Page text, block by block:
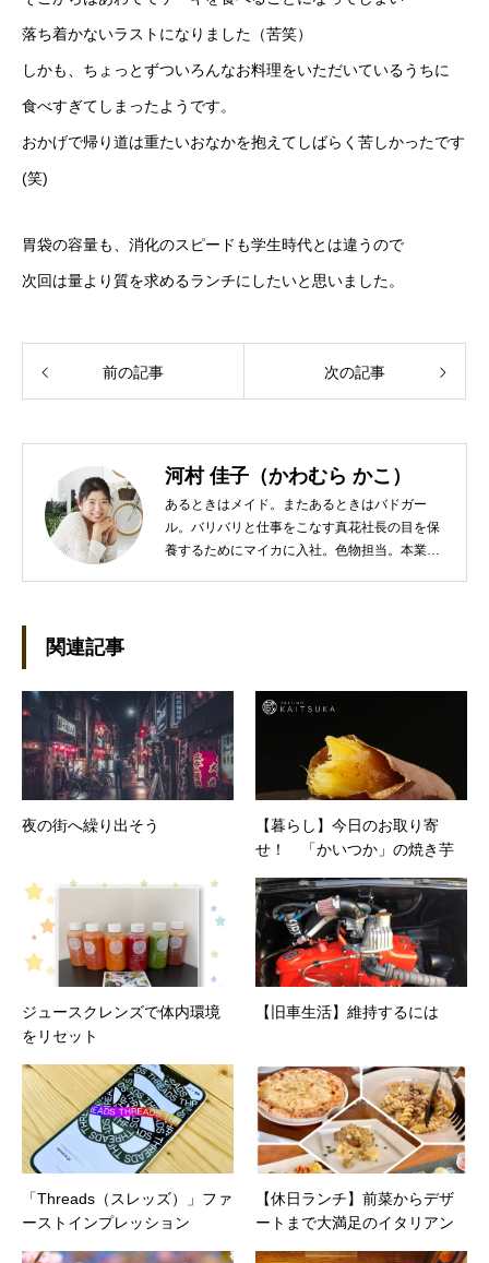
落ち着かないラストになりました（苦笑）
しかも、ちょっとずついろんなお料理をいただいているうちに
食べすぎてしまったようです。
おかげで帰り道は重たいおなかを抱えてしばらく苦しかったです
(笑)
胃袋の容量も、消化のスピードも学生時代とは違うので
次回は量より質を求めるランチにしたいと思いました。
前の記事 次の記事
河村 佳子（かわむら かこ）
あるときはメイド。またあるときはバドガー
ル。バリバリと仕事をこなす真花社長の目を保
養するためにマイカに入社。色物担当。本業は
が多かったので、総務的な社内整備を得意とす
る。●連絡先 メール：kako@office-mica.com
関連記事
夜の街へ繰り出そう
【暮らし】今日のお取り寄
せ！ 「かいつか」の焼き芋
ジュースクレンズで体内環境
をリセット
【旧車生活】維持するには
「Threads（スレッズ）」ファ
ーストインプレッション
【休日ランチ】前菜からデザ
ートまで大満足のイタリアン